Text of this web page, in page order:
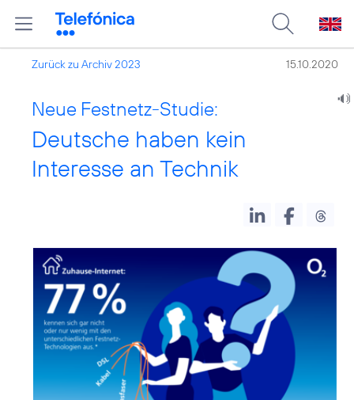
Zurück zu Archiv 2023 15.10.2020
Neue Festnetz-Studie:
Deutsche haben kein
Interesse an Technik